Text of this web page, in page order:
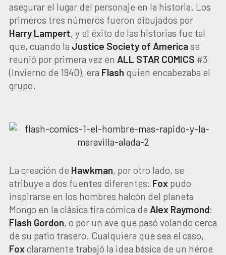
asegurar el lugar del personaje en la historia. Los
primeros tres números fueron dibujados por
Harry Lampert, y el éxito de las historias fue tal
que, cuando la Justice Society of Americase
reunió por primera vez en ALL STAR COMICS #3
(Invierno de 1940), era Flash quien encabezaba el
grupo.
La creación de Hawkman, por otro lado, se
atribuye a dos fuentes diferentes: Foxpudo
inspirarse en los hombres halcón del planeta
Mongo en la clásica tira cómica de Alex Raymond:
Flash Gordon, o por un ave que pasó volando cerca
de su patio trasero. Cualquiera que sea el caso,
Foxclaramente trabajó la idea básica de un héroe